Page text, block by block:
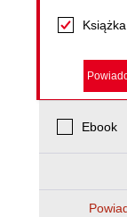
Książka
Ebook